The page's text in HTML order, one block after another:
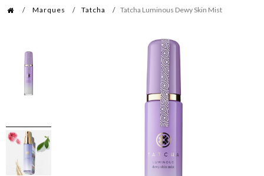
Marques Tatcha Tatcha Luminous Dewy Skin Mist